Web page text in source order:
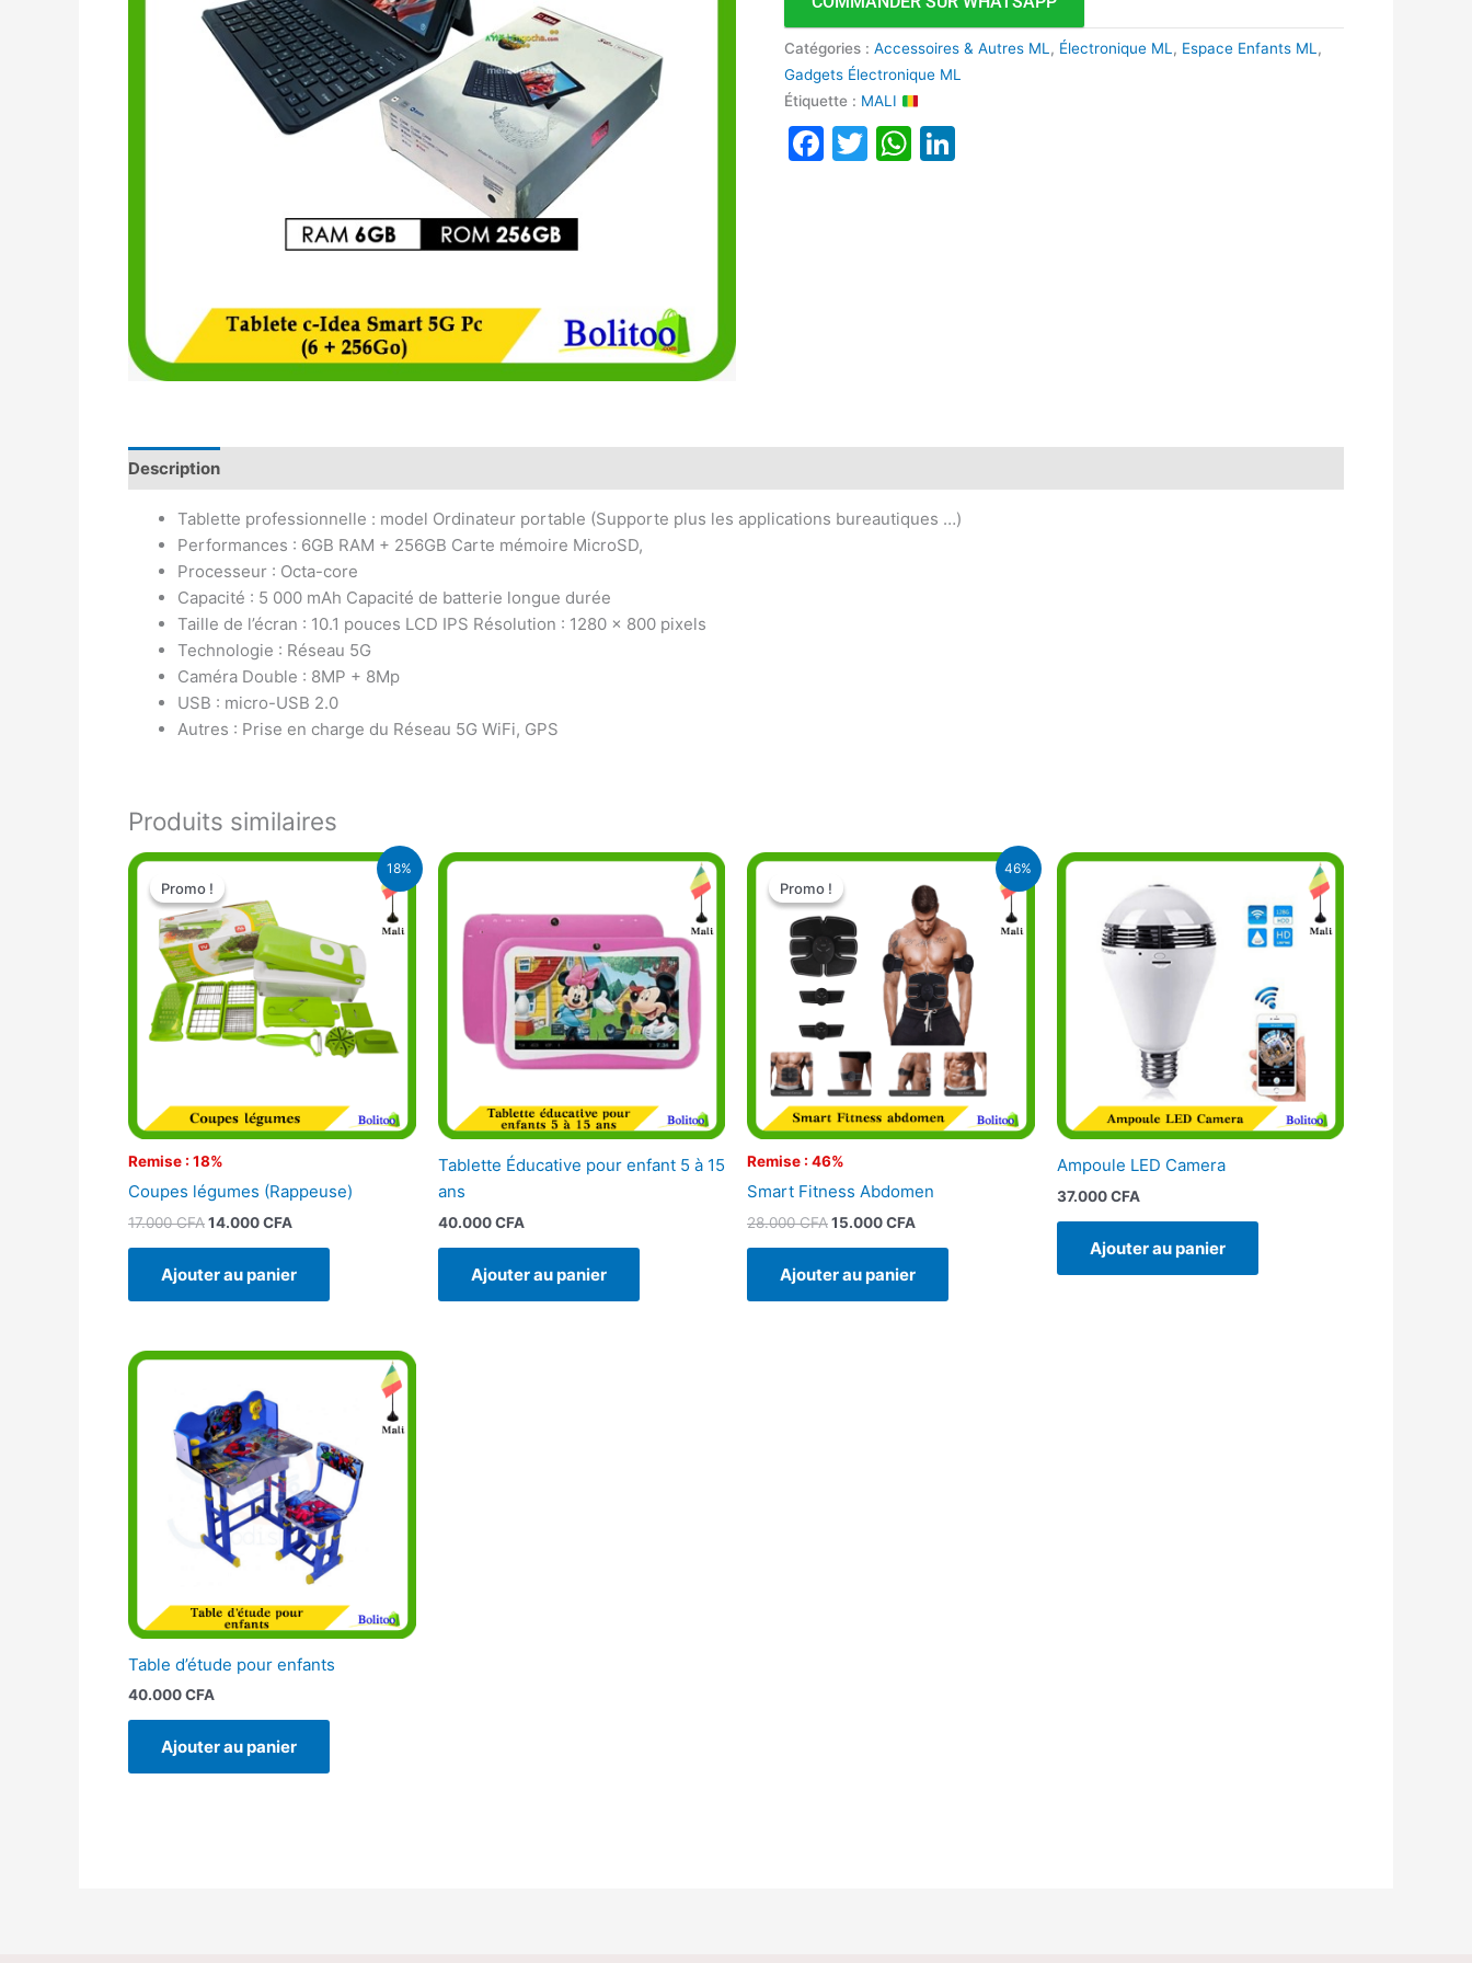
Catégories :Accessoires & Autres ML, Électronique ML, Espace Enfants ML,
Gadgets Électronique ML
Étiquette : MALI
Facebook
TwitterWhatsApp
Description
Tablette professionnelle : model Ordinateur portable (Supporte plus les applications bureautiques …)
Performances : 6GB RAM + 256GB Carte mémoire MicroSD,
Processeur : Octa-core
Capacité : 5 000 mAh Capacité de batterie longue durée
Taille de l’écran : 10.1 pouces LCD IPS Résolution : 1280 x 800 pixels
Technologie : Réseau 5G
Caméra Double : 8MP + 8Mp
USB : micro-USB 2.0
Autres : Prise en charge du Réseau 5G WiFi, GPS
Produits similaires
18%
Promo !
Remise : 18%
Promo !
Coupes légumes (Rappeuse)
17.000CFA
Le
initial
était :
17.000 CFA.
14.000CFA
Le
14.000 CFA.
Ajouter au panier
Tablette Éducative pour enfant 5 à 15
ans
40.000CFA
Ajouter au panier
46%
Promo !
Remise : 46%
Promo !
Smart Fitness Abdomen
28.000CFA
Le
initial
était :
28.000 CFA.
15.000CFA
Le
actuel
est :
15.000 CFA.
Ajouter au panier
Ampoule LED Camera
37.000CFA
Ajouter au panier
Table d’étude pour enfants
40.000CFA
Ajouter au panier